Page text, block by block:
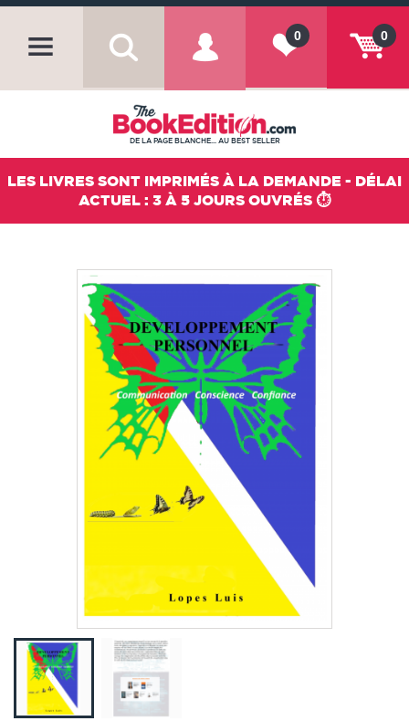
0
0
DE LA PAGE BLANCHE... AU BEST SELLER
LES LIVRES SONT IMPRIMÉS À LA DEMANDE - DÉLAI
ACTUEL : 3 À 5 JOURS OUVRÉS ⏱️